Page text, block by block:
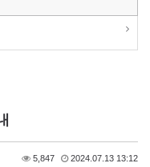
5,847 2024.07.13 13:12